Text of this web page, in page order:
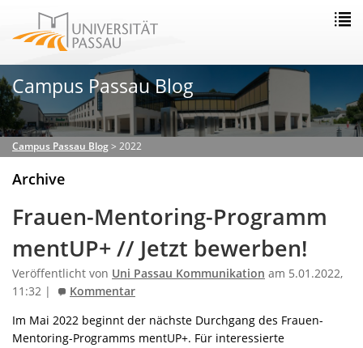
Campus Passau Blog
Campus Passau Blog> 2022
Archive
Frauen-Mentoring-Programm
mentUP+ // Jetzt bewerben!
Veröffentlicht von Uni Passau Kommunikation am 5.01.2022,
11:32 |
Kommentar
Im Mai 2022 beginnt der nächste Durchgang des Frauen-
Mentoring-Programms mentUP+. Für interessierte